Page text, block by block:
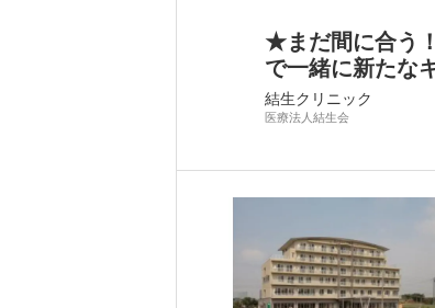
★まだ間に合う
で一緒に新たな
結生クリニック
医療法人結生会